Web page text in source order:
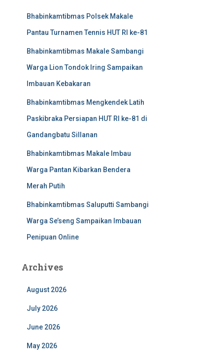
Bhabinkamtibmas Polsek Makale
Pantau Turnamen Tennis HUT RI ke-81
Bhabinkamtibmas Makale Sambangi
Warga Lion Tondok Iring Sampaikan
Imbauan Kebakaran
Bhabinkamtibmas Mengkendek Latih
Paskibraka Persiapan HUT RI ke-81 di
Gandangbatu Sillanan
Bhabinkamtibmas Makale Imbau
Warga Pantan Kibarkan Bendera
Merah Putih
Bhabinkamtibmas Saluputti Sambangi
Warga Se’seng Sampaikan Imbauan
Penipuan Online
Archives
August 2026
July 2026
June 2026
May 2026